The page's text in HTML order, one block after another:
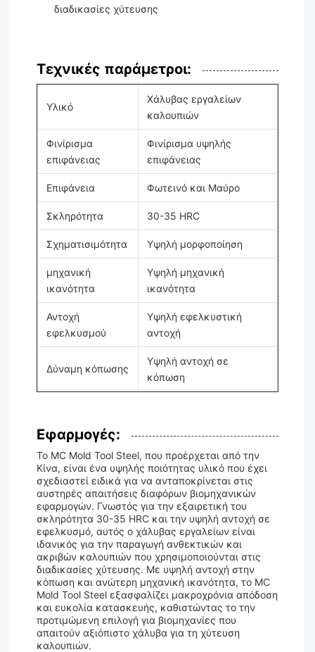
διαδικασίες χύτευσης
Τεχνικές παράμετροι:
Υλικό
Χάλυβας εργαλείων
καλουπιών
Φινίρισμα
επιφάνειας
Φινίρισμα υψηλής
επιφάνειας
Επιφάνεια Φωτεινό και Μαύρο
Σκληρότητα 30-35 HRC
Σχηματισιμότητα Υψηλή μορφοποίηση
μηχανική
ικανότητα
Υψηλή μηχανική
ικανότητα
Αντοχή
εφελκυσμού
Υψηλή εφελκυστική
αντοχή
Δύναμη κόπωσης
Υψηλή αντοχή σε
κόπωση
Εφαρμογές:
Το MC Mold Tool Steel, που προέρχεται από την
Κίνα, είναι ένα υψηλής ποιότητας υλικό που έχει
σχεδιαστεί ειδικά για να ανταποκρίνεται στις
αυστηρές απαιτήσεις διαφόρων βιομηχανικών
εφαρμογών. Γνωστός για την εξαιρετική του
σκληρότητα 30-35 HRC και την υψηλή αντοχή σε
εφελκυσμό, αυτός ο χάλυβας εργαλείων είναι
ιδανικός για την παραγωγή ανθεκτικών και
ακριβών καλουπιών που χρησιμοποιούνται στις
διαδικασίες χύτευσης. Με υψηλή αντοχή στην
κόπωση και ανώτερη μηχανική ικανότητα, το MC
Mold Tool Steel εξασφαλίζει μακροχρόνια απόδοση
και ευκολία κατασκευής, καθιστώντας το την
προτιμώμενη επιλογή για βιομηχανίες που
απαιτούν αξιόπιστο χάλυβα για τη χύτευση
καλουπιών.